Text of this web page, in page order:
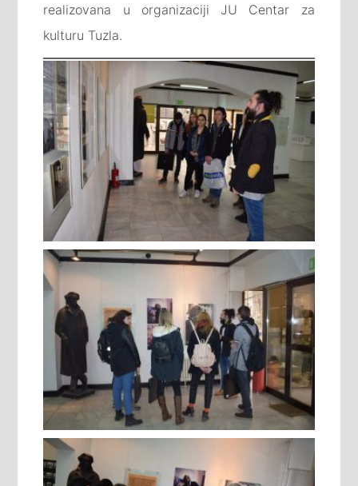
realizovana u organizaciji JU Centar za
kulturu Tuzla.